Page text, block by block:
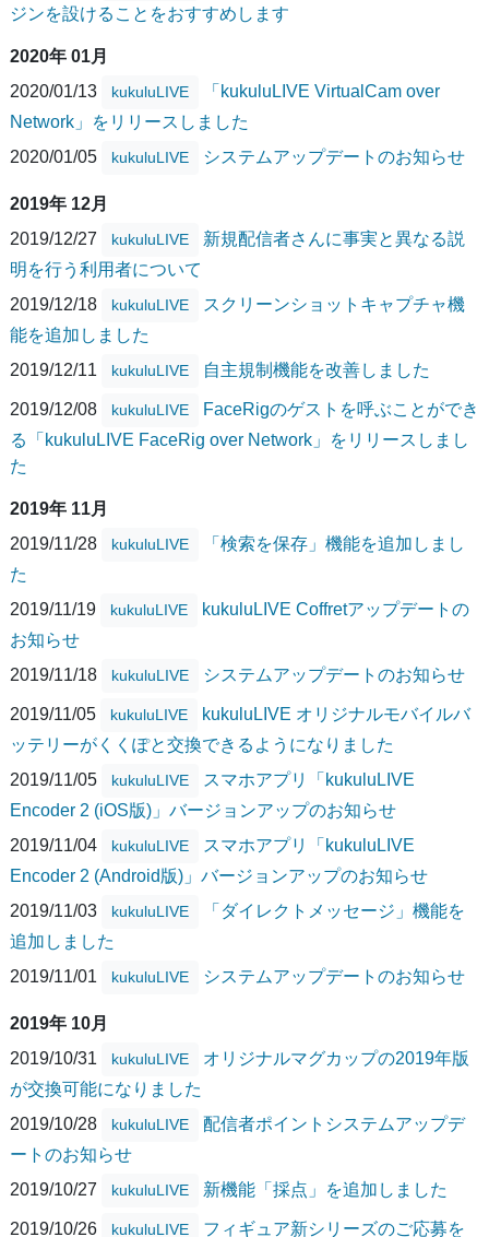
ジンを設けることをおすすめします
2020年 01月
2020/01/13
kukuluLIVE
「kukuluLIVE VirtualCam over
Network」をリリースしました
2020/01/05
kukuluLIVE システムアップデートのお知らせ
2019年 12月
2019/12/27
kukuluLIVE
新規配信者さんに事実と異なる説
明を行う利用者について
2019/12/18
kukuluLIVE
スクリーンショットキャプチャ機
能を追加しました
2019/12/11
kukuluLIVE 自主規制機能を改善しました
2019/12/08 kukuluLIVE
FaceRigのゲストを呼ぶことができ
る「kukuluLIVE FaceRig over Network」をリリースしまし
た
2019年 11月
2019/11/28
kukuluLIVE
「検索を保存」機能を追加しまし
た
2019/11/19
kukuluLIVE
kukuluLIVE Coffretアップデートの
お知らせ
2019/11/18
kukuluLIVE システムアップデートのお知らせ
2019/11/05 kukuluLIVE
kukuluLIVE オリジナルモバイルバ
ッテリーがくくぽと交換できるようになりました
2019/11/05
kukuluLIVE
スマホアプリ「kukuluLIVE
Encoder 2 (iOS版)」バージョンアップのお知らせ
2019/11/04
kukuluLIVE
スマホアプリ「kukuluLIVE
Encoder 2 (Android版)」バージョンアップのお知らせ
2019/11/03
kukuluLIVE
「ダイレクトメッセージ」機能を
追加しました
2019/11/01
kukuluLIVE システムアップデートのお知らせ
2019年 10月
2019/10/31
kukuluLIVE
オリジナルマグカップの2019年版
が交換可能になりました
2019/10/28
kukuluLIVE
配信者ポイントシステムアップデ
ートのお知らせ
2019/10/27
kukuluLIVE 新機能「採点」を追加しました
2019/10/26 kukuluLIVE
フィギュア新シリーズのご応募を